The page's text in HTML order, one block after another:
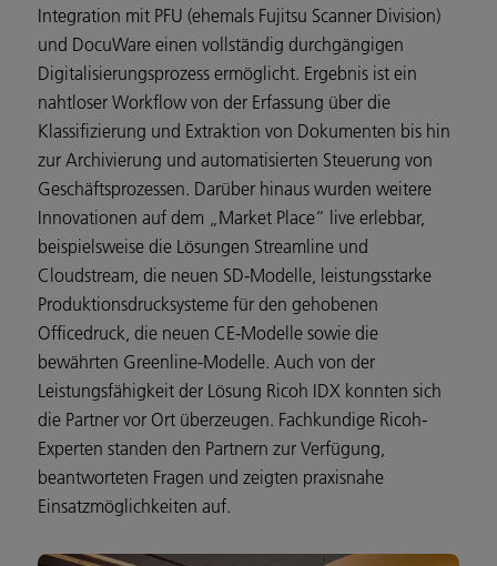
Integration mit PFU (ehemals Fujitsu Scanner Division)
und DocuWare einen vollständig durchgängigen
Digitalisierungsprozess ermöglicht. Ergebnis ist ein
nahtloser Workflow von der Erfassung über die
Klassifizierung und Extraktion von Dokumenten bis hin
zur Archivierung und automatisierten Steuerung von
Geschäftsprozessen. Darüber hinaus wurden weitere
Innovationen auf dem „Market Place“ live erlebbar,
beispielsweise die Lösungen Streamline und
Cloudstream, die neuen SD-Modelle, leistungsstarke
Produktionsdrucksysteme für den gehobenen
Officedruck, die neuen CE-Modelle sowie die
bewährten Greenline-Modelle. Auch von der
Leistungsfähigkeit der Lösung Ricoh IDX konnten sich
die Partner vor Ort überzeugen. Fachkundige Ricoh-
Experten standen den Partnern zur Verfügung,
beantworteten Fragen und zeigten praxisnahe
Einsatzmöglichkeiten auf.